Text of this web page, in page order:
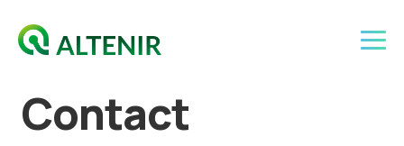
Contact